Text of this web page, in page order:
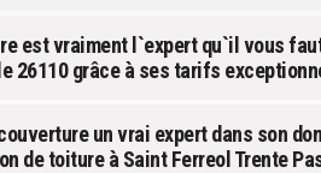
est vraiment l`expert qu`il vous
26110 grâce à ses tarifs
un vrai expert dans son
de toiture à Saint Ferreol Trente